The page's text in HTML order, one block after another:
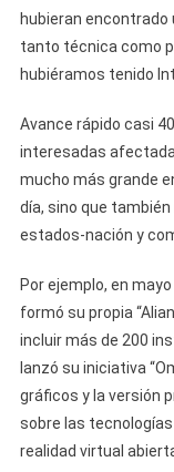
hubieran
tanto técnica como
hubiéramos tenido
Avance rápido casi
interesadas
mucho más grande
día, sino que
estados-nación y
Por ejemplo, en
formó su propia
incluir más de 200
lanzó su iniciativa
gráficos y la versión
sobre las
realidad virtual